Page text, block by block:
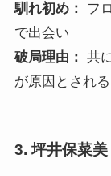
馴れ初め：
フ
で出会い
破局理由： 共
が原因とされる
3.坪井保菜美